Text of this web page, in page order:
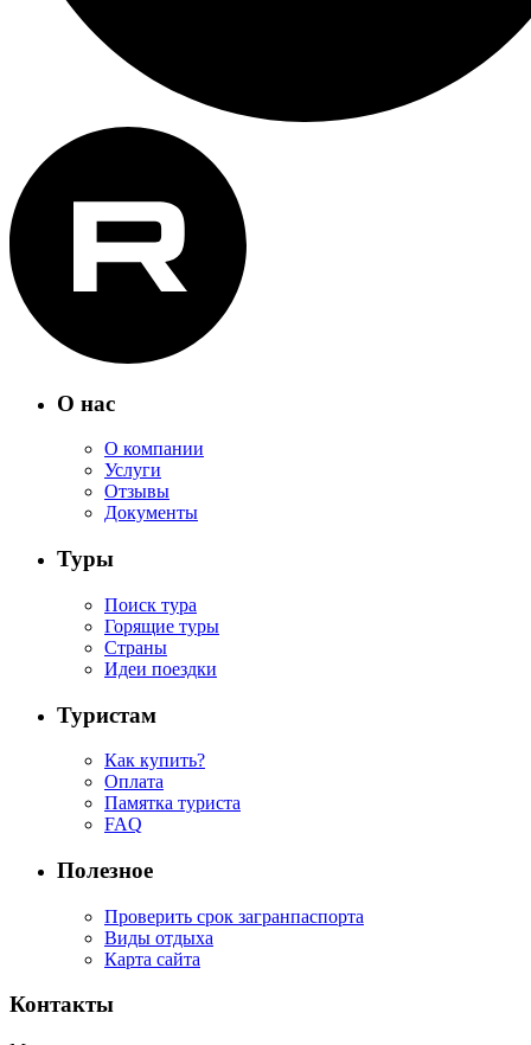
О нас
О компании
Услуги
Отзывы
Документы
Туры
Поиск тура
Горящие туры
Страны
Идеи поездки
Туристам
Как купить?
Оплата
Памятка туриста
FAQ
Полезное
Проверить срок загранпаспорта
Виды отдыха
Карта сайта
Контакты